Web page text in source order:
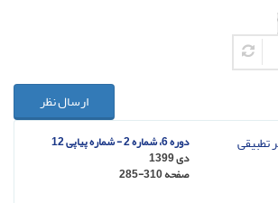
ارسال نظر
دوره 6، شماره 2 - شماره پیاپی 12
دی 1399
صفحه285-310